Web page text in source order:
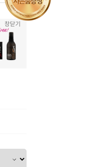
창닫기